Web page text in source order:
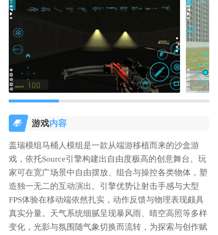
游戏内容
盖瑞模组马桶人模组是一款从端游移植而来的沙盒游
戏，依托Source引擎构建出自由度极高的创意舞台。玩
家可在宽广场景中自由摆放、组合与操控各类物体，塑
造独一无二的互动演出。引擎优势让射击手感与大型
FPS体验在移动端依然扎实，动作反馈与物理表现颇具
真实分量。天气系统细腻呈现暴风雨、晴空高照等多样
变化，光影与氛围随气象切换而流转，为探索与创作赋